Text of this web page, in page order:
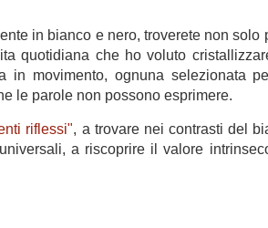
in bianco e nero, troverete non solo
quotidiana che ho voluto
movimento, ognuna selezionata
le parole non possono esprimere.
riflessi", a trovare nei contrasti del
a riscoprire il valore